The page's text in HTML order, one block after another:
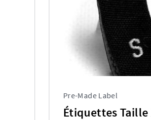
Pre-Made Label
Étiquettes Taille